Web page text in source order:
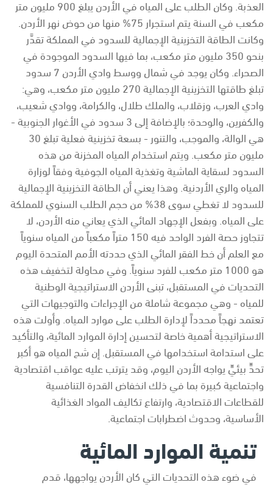
العذبة. وكان الطلب على المياه في الأردن يبلغ 900 مليون متر
مكعب في السنة يتم استجرار 75% منها من حوض نهر الأردن.
وكانت الطاقة التخزينية الإجمالية للسدود في المملكة تقدَّر
بنحو 350 مليون متر مكعب، بما فيها السدود الموجودة في
الصحراء. وكان يوجد في شمال ووسط وادي الأردن 7 سدود
تبلغ طاقتها التخزينية الإجمالية 270 مليون متر مكعب، وهي:
وادي العرب، وزقلاب، والملك طلال، والكرامة، ووادي شعيب،
والكفرين، والوحدة؛ بالإضافة إلى 3 سدود في الأغوار الجنوبية -
هي الوالة، والموجب، والتنور - بسعة تخزينية فعلية تبلغ 30
مليون متر مكعب. ويتم استخدام المياه المخزنة من هذه
السدود لسقاية الماشية وتغذية المياه الجوفية وفقاً لوزارة
المياه والري الأردنية. وهذا يعني أن الطاقة التخزينية الإجمالية
للسدود لا تغطي سوى 38% من حجم الطلب السنوي للمملكة
على المياه. وبفعل الإجهاد المائي الذي يعاني منه الأردن، لا
تتجاوز حصة الفرد الواحد فيه 150 متراً مكعباً من المياه سنوياً
مع العلم أن خط الفقر المائي الذي حددته الأمم المتحدة اليوم
هو 1000 متر مكعب للفرد سنوياً. وفي محاولة لتخفيف هذه
التحديات في المستقبل، تبنى الأردن الاستراتيجية الوطنية
للمياه - وهي مجموعة شاملة من الإجراءات والتوجيهات التي
تعتمد نهجاً محدداً لإدارة الطلب على موارد المياه. وأولت هذه
الاستراتيجية أهمية خاصة لتحسين إدارة الموارد المائية، والتأكيد
على استدامة استخدامها في المستقبل. إن شح المياه هو أكبر
تحدٍّ بيئيٍّ يواجه الأردن اليوم، وقد يترتب عليه عواقب اقتصادية
واجتماعية كبيرة بما في ذلك انخفاض القدرة التنافسية
للقطاعات الاقتصادية، وارتفاع تكاليف المواد الغذائية
الأساسية، وحدوث اضطرابات اجتماعية.
تنمية الموارد المائية
في ضوء هذه التحديات التي كان الأردن يواجهها، قدم